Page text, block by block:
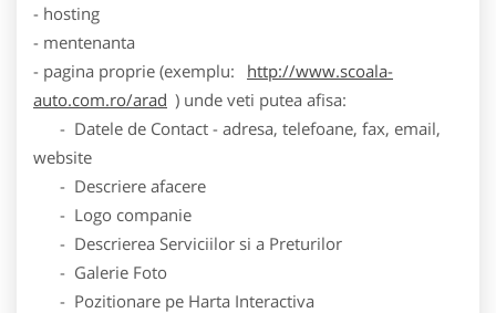
- hosting
- mentenanta
- pagina proprie (exemplu:
http://www.scoala-
auto.com.ro/arad ) unde veti putea afisa:
- Datele de Contact - adresa, telefoane, fax, email,
website
- Descriere afacere
- Logo companie
- Descrierea Serviciilor si a Preturilor
- Galerie Foto
- Pozitionare pe Harta Interactiva